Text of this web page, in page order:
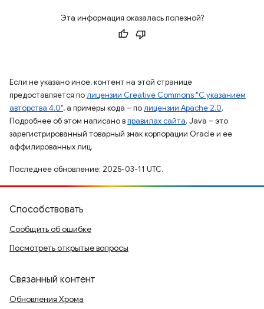
Эта информация оказалась полезной?
Если не указано иное, контент на этой странице
предоставляется полицензии Creative Commons "С указанием
авторства 4.0", а примеры кода – полицензии Apache 2.0.
Подробнее об этом написано вправилах сайта. Java – это
зарегистрированный товарный знак корпорации Oracle и ее
аффилированных лиц.
Последнее обновление: 2025-03-11 UTC.
Способствовать
Сообщить об ошибке
Посмотреть открытые вопросы
Связанный контент
Обновления Хрома